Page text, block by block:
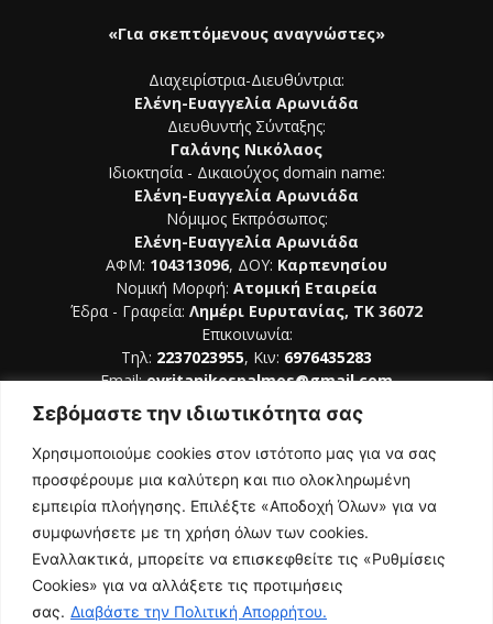
Σεβόμαστε την ιδιωτικότητα σας
Χρησιμοποιούμε cookies στον ιστότοπο μας για να σας
προσφέρουμε μια καλύτερη και πιο ολοκληρωμένη
εμπειρία πλοήγησης. Επιλέξτε «Αποδοχή Όλων» για να
συμφωνήσετε με τη χρήση όλων των cookies.
Εναλλακτικά, μπορείτε να επισκεφθείτε τις «Ρυθμίσεις
Cookies» για να αλλάξετε τις προτιμήσεις
σας. Διαβάστε την Πολιτική Απορρήτου.
«Για σκεπτόμενους αναγνώστες»
Διαχειρίστρια-Διευθύντρια:
Ελένη-Ευαγγελία Αρωνιάδα
Διευθυντής Σύνταξης:
Γαλάνης Νικόλαος
Ιδιοκτησία - Δικαιούχος domain name:
Ελένη-Ευαγγελία Αρωνιάδα
Νόμιμος Εκπρόσωπος:
Ελένη-Ευαγγελία Αρωνιάδα
ΑΦΜ: 104313096, ΔΟΥ: Καρπενησίου
Νομική Μορφή: Ατομική Εταιρεία
Έδρα - Γραφεία: Λημέρι Ευρυτανίας, ΤΚ 36072
Επικοινωνία:
Τηλ: 2237023955, Κιν: 6976435283
Email:evritanikospalmos@gmail.com
Αριθμός Πιστοποίησης Μ.Η.Τ. 242044
ΑΚΟΛΟΥΘΗΣΕ ΜΑΣ